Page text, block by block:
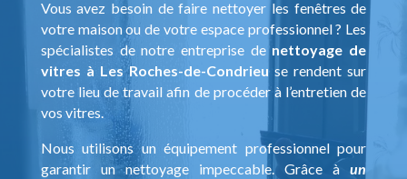
Vous avez besoin de faire nettoyer les fenêtres de
votre maison ou de votre espace professionnel ? Les
spécialistes de notre entreprise de nettoyage de
vitres à Les Roches-de-Condrieuse rendent sur
votre lieu de travail afin de procéder à l’entretien de
vos vitres.
Nous utilisons un équipement professionnel pour
garantir un nettoyage impeccable. Grâce àun